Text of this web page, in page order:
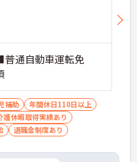
通自動車運転免
補助
年間休日110日以上
護休暇取得実績あり
退職金制度あり